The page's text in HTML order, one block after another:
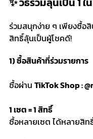
ร่วมสนุกง่าย ๆ เพียงซื้อ
สิทธิ์ลุ้นเป็นผู้โชคดี!
1) ซื้อสินค้าที่ร่วมรายการ
ซื้อผ่าน TikTok Shop :
1 เซต = 1 สิทธิ์
ซื้อหลายเซต ได้หลายสิท